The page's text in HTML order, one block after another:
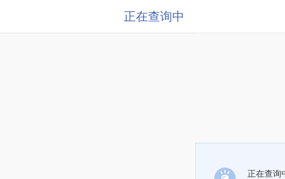
正在查询中
正在查询